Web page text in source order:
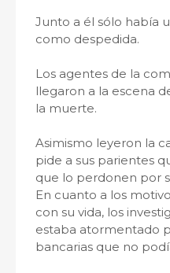
Junto a él sólo había
como despedida.
Los agentes de la
llegaron a la escena
la muerte.
Asimismo leyeron la
pide a sus parientes
que lo perdonen por
En cuanto a los
con su vida, los
estaba atormentado
bancarias que no